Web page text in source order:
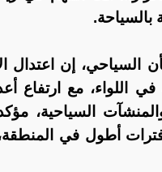
السياحي، إن اعتدال
في اللواء، مع ارتفاع
السياحية،
أطول في